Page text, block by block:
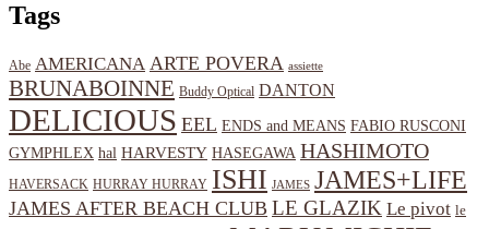
Tags
Abe AMERICANA ARTE POVERA assiette
BRUNABOINNE Buddy Optical DANTON
DELICIOUS EEL ENDS and MEANS FABIO RUSCONI
GYMPHLEX hal HARVESTY HASEGAWA HASHIMOTO
HAVERSACK HURRAY HURRAY ISHI JAMES JAMES+LIFE
JAMES AFTER BEACH CLUB LE GLAZIK Le pivot le